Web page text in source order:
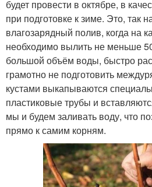
будет провести в октябре, в
при подготовке к зиме. Это, так
влагозарядный полив, когда на
необходимо вылить не меньше
большой объём воды, быстро
грамотно не подготовить
кустами выкапываются
пластиковые трубы и
мы и будем заливать воду, что
прямо к самим корням.